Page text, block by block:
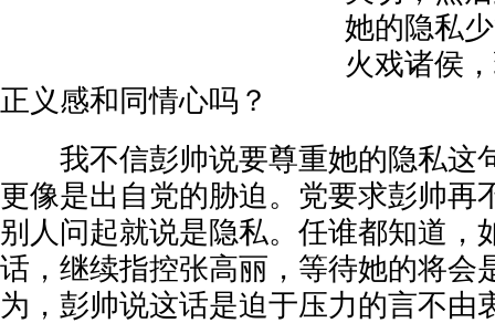
她的隐私
火戏诸侯
正义感和同情心吗？
我不信彭帅说要尊重她的隐私这
更像是出自党的胁迫。党要求彭帅再
别人问起就说是隐私。任谁都知道，
话，继续指控张高丽，等待她的将会
为，彭帅说这话是迫于压力的言不由